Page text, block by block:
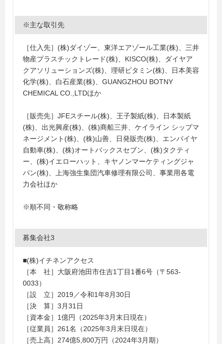
※主な取引先
［仕入先］(株)ダイゾー、東洋エアゾール工業(株)、三井
物産プラスチックトレード(株)、KISCO(株)、ダイヤア
クアソリューションズ(株)、理研ビタミン(株)、日本美容
化学(株)、白石産業(株)、GUANGZHOU BOTNY
CHEMICAL CO.,LTDほか
［販売先］JFEスチール(株)、王子製紙(株)、日本製紙
(株)、出光興産(株)、(株)商船三井、ケイライン シップマ
ネージメント(株)、(株)山善、日発販売(株)、エンパイヤ
自動車(株)、(株)オートバックスセブン、(株)タクティ
ー、(株)イエローハット、キヤノンマーケティングジャ
パン(株)、上海強生集団汽車修理有限公司、事業用各電
力会社ほか
※順不同・敬称略
募集会社3
■(株)イチネンアクセス
［本 社］大阪府池田市住吉1丁目1番6号（〒563-
0033）
［設 立］2019／令和1年8月30日
［決 算］3月31日
［資本金］1億円（2025年3月末日現在）
［従業員］261名（2025年3月末日現在）
［売上高］274億5,800万円（2024年3月期）